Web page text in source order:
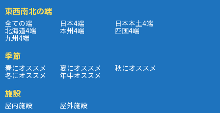
東西南北の端
全ての端 日本4端 日本本土4端
北海道4端 本州4端 四国4端
九州4端
季節
春にオススメ 夏にオススメ 秋にオススメ
冬にオススメ 年中オススメ
施設
屋内施設 屋外施設